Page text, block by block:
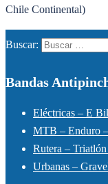
Chile Continental)
Buscar:
Bandas
Eléctricas – E
MTB – Enduro
Rutera – Triatlón
Urbanas –